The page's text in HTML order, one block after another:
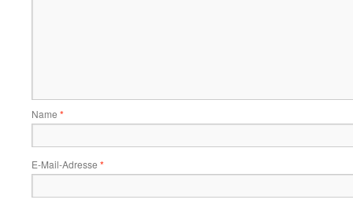
Name *
E-Mail-Adresse *